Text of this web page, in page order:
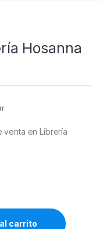
Hosanna
venta en Librería
quantity
carrito